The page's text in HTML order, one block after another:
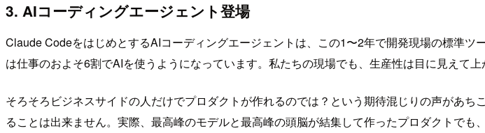
3. AIコーディングエージェント登場
Claude CodeをはじめとするAIコーディングエージェントは、この1〜2年で開発現場の標準ツ
は仕事のおよそ6割でAIを使うようになっています。私たちの現場でも、生産性は目に見えて上
そろそろビジネスサイドの人だけでプロダクトが作れるのでは？という期待混じりの声があ
ることは出来ません。実際、最高峰のモデルと最高峰の頭脳が結集して作ったプロダクトで